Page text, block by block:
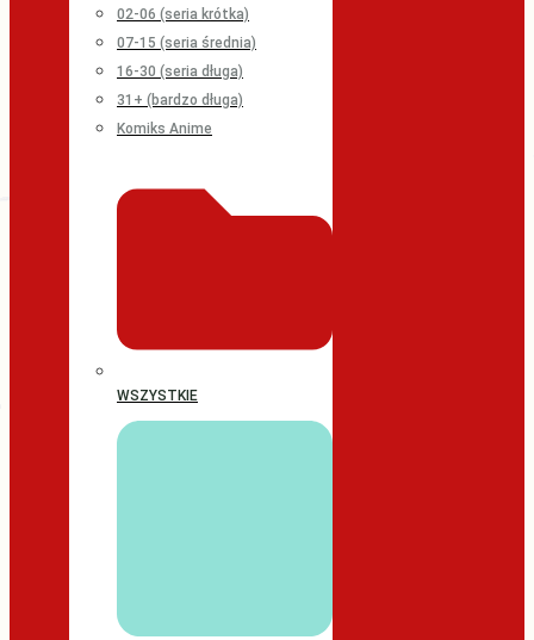
02-06 (seria krótka)
07-15 (seria średnia)
16-30 (seria długa)
31+ (bardzo długa)
Komiks Anime
WSZYSTKIE